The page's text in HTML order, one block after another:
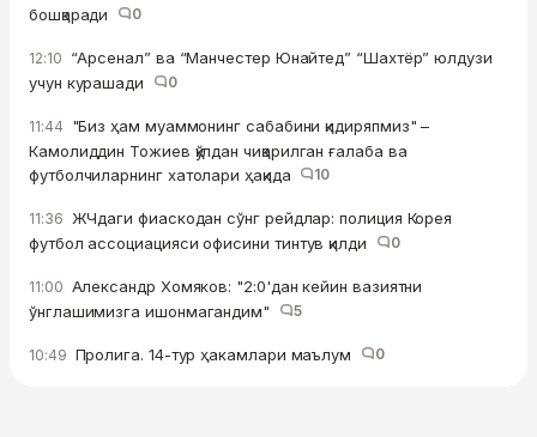
бошқаради
0
12:10 “Арсенал” ва “Манчестер Юнайтед” “Шахтёр” юлдузи
учун курашади
0
11:44 "Биз ҳам муаммонинг сабабини қидиряпмиз" –
Камолиддин Тожиев қўлдан чиқарилган ғалаба ва
футболчиларнинг хатолари ҳақида
10
11:36 ЖЧдаги фиаскодан сўнг рейдлар: полиция Корея
футбол ассоциацияси офисини тинтув қилди
0
11:00 Александр Хомяков: "2:0'дан кейин вазиятни
ўнглашимизга ишонмагандим"
5
10:49 Пролига. 14-тур ҳакамлари маълум 0